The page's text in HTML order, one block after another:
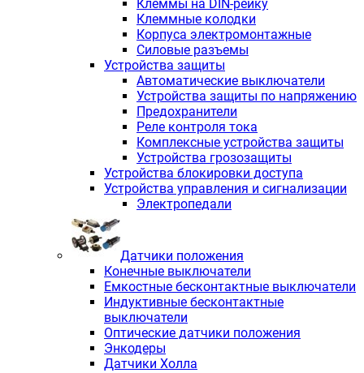
Клеммы на DIN-рейку
Клеммные колодки
Корпуса электромонтажные
Силовые разъемы
Устройства защиты
Автоматические выключатели
Устройства защиты по напряжению
Предохранители
Реле контроля тока
Комплексные устройства защиты
Устройства грозозащиты
Устройства блокировки доступа
Устройства управления и сигнализации
Электропедали
Датчики положения
Конечные выключатели
Емкостные бесконтактные выключатели
Индуктивные бесконтактные
выключатели
Оптические датчики положения
Энкодеры
Датчики Холла